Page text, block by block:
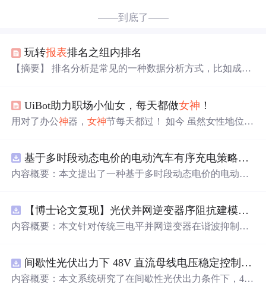
——到底了——
玩转报表排名之组内排名
【摘要】 排名分析是常见的一种数据分析方式，比如成绩
这里的实现方式 “一眨眼又到年中了，各种业绩考核结果
即将出炉。这不头儿明天要对于各个地区的订单情况做个
办？怎么办？！” 嗯 ~ 是时候展现真正的...
UiBot助力职场小仙女，每天都做女神 ！
用对了办公神器，女神节每天都过！ 如今 虽然女性地位
示， 全球范围内实现男女平等， 还要108年！ 最让职场仙
女们 感到焦虑和担心的 并不是过去和现在的处境 而是要
务/会计/...
基于多时段动态电价的电动汽车有序充电策略优化（Matlab代码实现）
内容概要：本文提出了一种基于多时段动态电价的电动汽
充电对电网造成的峰谷负荷压力，通过设计科学的多时段
动态电价机制，引导用户在电网负荷低谷时段充电，从而
成本最低化为双重目标的优化模型，结合实际用电数据开
展仿真分析，结果表明该策略能显著降低电网峰谷差，提
高电力系统的经济性与运行效率。该资源属于“博士论文复
【博士论文复现】光伏并网逆变器序阻抗建模、扫频辨识与弱电网交互稳定性分析【阻抗建模、验证扫频法】（Matlab代码、Simulink仿真实现）
内容概要：本文针对传统三电平并网逆变器在谐波抑制、
略。通过融合双极性倍频脉宽调制（DPWMA）、正负序
分离锁相技术与电网电压前馈控制，构建“精准同步-扰动
间歇性光伏出力下 48V 直流母线电压稳定控制及储能双向充放电闭环调控体系研究（Simulink仿真实现）
内容概要：本文系统研究了在间歇性光伏出力条件下，48